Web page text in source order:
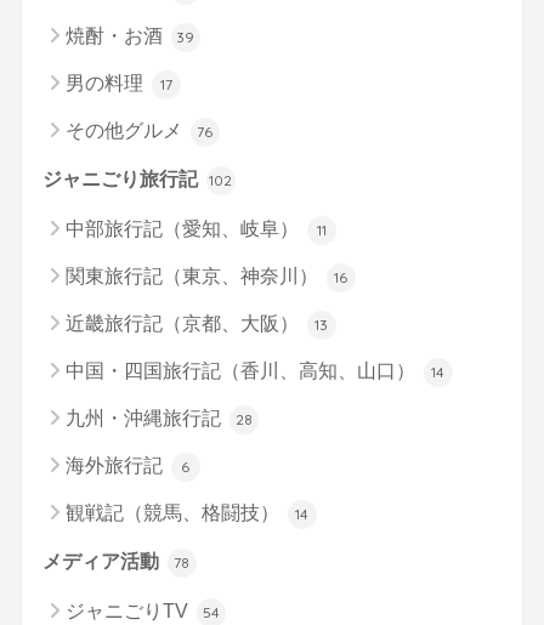
焼酎・お酒 39
男の料理 17
その他グルメ 76
ジャニごり旅行記 102
中部旅行記（愛知、岐阜） 11
関東旅行記（東京、神奈川） 16
近畿旅行記（京都、大阪） 13
中国・四国旅行記（香川、高知、山口） 14
九州・沖縄旅行記 28
海外旅行記 6
観戦記（競馬、格闘技） 14
メディア活動 78
ジャニごりTV 54